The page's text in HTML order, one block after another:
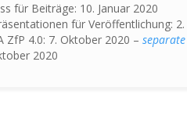
für Beiträge: 10. Januar 2020
für Veröffentlichung:
ZfP 4.0: 7. Oktober 2020 –
2020